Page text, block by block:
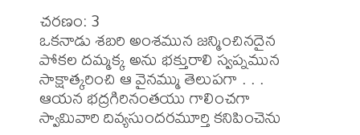
చరణం: 3
ఒకనాడు శబరి అంశమున జన్మించినదైన
పోకల దమ్మక్క అను భక్తురాలి స్వప్నమున
సాక్షాత్కరించి ఆ వైనమ్ము తెలుపగా . . .
ఆయన భద్రగిరినంతయు గాలించగా
స్వామివారి దివ్యసుందరమూర్తి కనిపించెను